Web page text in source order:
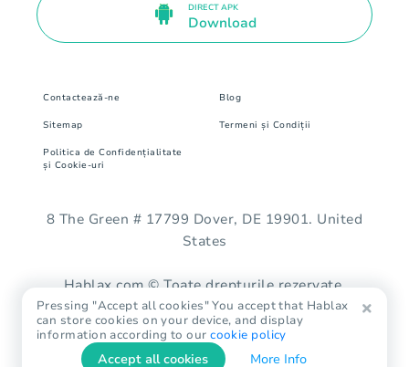
DIRECT APK
Download
Contactează-ne Blog
Sitemap Termeni și Condiții
Politica de Confidențialitate
și Cookie-uri
8 The Green # 17799 Dover, DE 19901. United
States
Hablax.com © Toate drepturile rezervate.
Pressing "Accept all cookies" You accept that Hablax
can store cookies on your device, and display
information according to ourcookie policy
Accept all cookies More Info